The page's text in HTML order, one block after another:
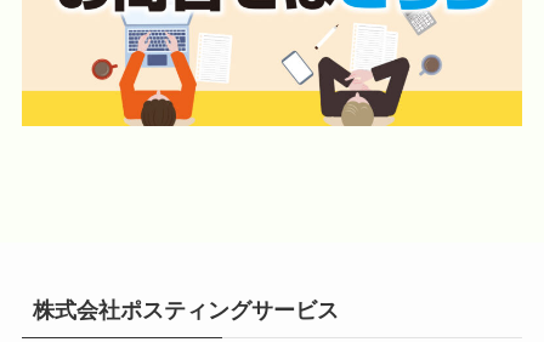
株式会社ポスティングサービス